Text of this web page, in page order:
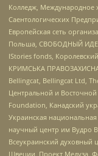
Колледж, Международное
Саентологических
Европейская сеть
Польша, СВОБОДНЫЙ
IStories fonds,
КРИМСЬКА ПРАВОЗАХИСНА
Bellingcat, Bellingcat Ltd,
Центральной и
Foundation, Канадский
Украинская
научный центр им Вудро
Всеукраинский духовный
Швеции, Проект Медуза,